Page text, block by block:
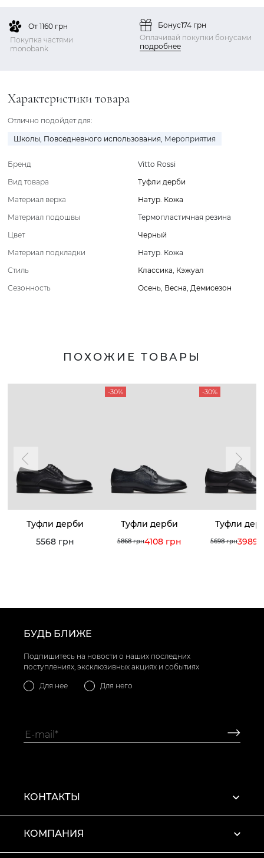
От 1160 грн
Покупка частями
monobank
Бонус174 грн
Оплачивай покупки бонусами
подробнее
Характеристики товара
Отлично подойдет для:
Школы, Повседневного использования, Мероприятия
Бренд
Vitto Rossi
Вид товара
Туфли дерби
Материал верха
Натур. Кожа
Материал подошвы
Термопластичная резина
Цвет
Черный
Материал подкладки
Натур. Кожа
Стиль
Классика, Кэжуал
Сезонность
Осень, Весна, Демисезон
ПОХОЖИЕ ТОВАРЫ
Туфли дерби
5568 грн
-30%
Туфли дерби
5868 грн4108 грн
-30%
Туфли
5698 грн3989
БУДЬ БЛИЖЕ
Подпишитесь на новости о наших последних
поступлениях, эксклюзивных акциях и событиях
Для нее Для него
КОНТАКТЫ
КОМПАНИЯ